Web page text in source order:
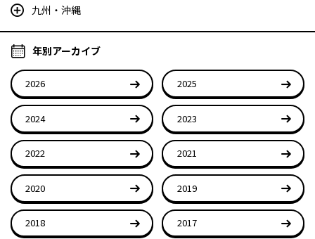
九州・沖縄
年別アーカイブ
2026 2025
2024 2023
2022 2021
2020 2019
2018 2017